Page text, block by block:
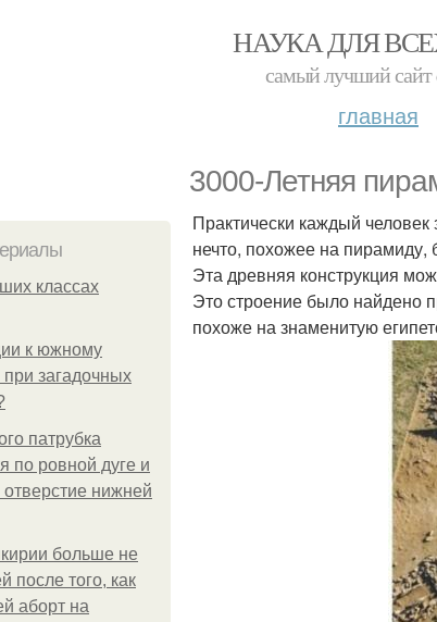
НАУКА ДЛЯ
самый лучший сайт
главная
3000-Летняя
классах
к южному
загадочных
патрубка
по ровной дуге и
нижней
больше не
после того, как
аборт на
Практически каждый
нечто, похожее на пирамиду,
Эта древняя конструкция
Это строение было найдено
похоже на знаменитую